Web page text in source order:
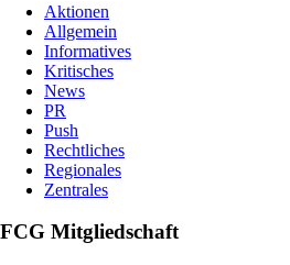
Aktionen
Allgemein
Informatives
Kritisches
News
PR
Push
Rechtliches
Regionales
Zentrales
FCG Mitgliedschaft